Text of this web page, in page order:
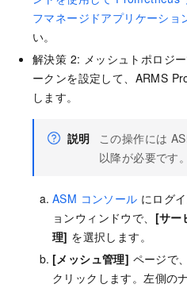
フマネージドアプリケーショ
い。
解決策 2: メッシュトポロジ
ークンを設定して、ARMS
します。
説明
この操作には
以降が必要です。
ASM コンソール にログ
ョンウィンドウで、 [サー
理] を選択します。
[メッシュ管理] ページで
クリックします。左側の